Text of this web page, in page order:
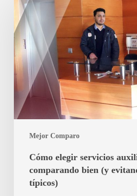
Mejor Comparo
elegir
servicios
auxiliares
Madrid
comparando
bien
(y
evitando
errores
Cómo elegir servicios
comparando bien (y
típicos)